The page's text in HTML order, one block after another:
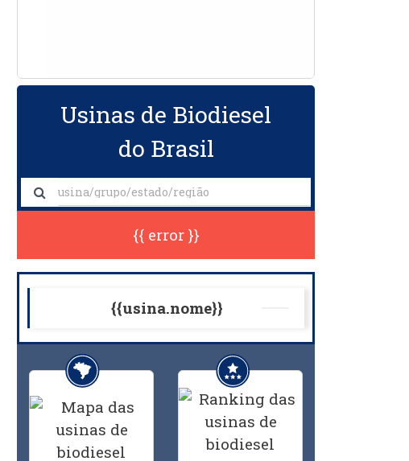
Usinas de Biodiesel
do Brasil
{{ error }}
{{usina.nome}}